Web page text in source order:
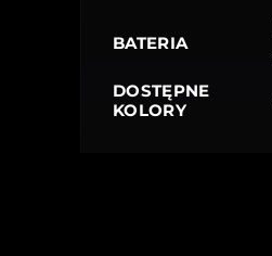
BATERIA
DOSTĘPNE
KOLORY